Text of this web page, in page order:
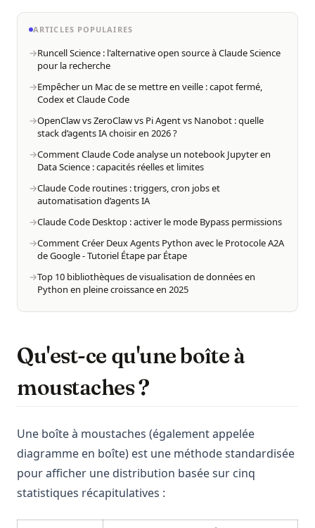
ARTICLES POPULAIRES
Runcell Science : l'alternative open source à Claude Science
pour la recherche
Empêcher un Mac de se mettre en veille : capot fermé,
Codex et Claude Code
OpenClaw vs ZeroClaw vs Pi Agent vs Nanobot : quelle
stack d’agents IA choisir en 2026 ?
Comment Claude Code analyse un notebook Jupyter en
Data Science : capacités réelles et limites
Claude Code routines : triggers, cron jobs et
automatisation d’agents IA
Claude Code Desktop : activer le mode Bypass permissions
Comment Créer Deux Agents Python avec le Protocole A2A
de Google - Tutoriel Étape par Étape
Top 10 bibliothèques de visualisation de données en
Python en pleine croissance en 2025
Qu'est-ce qu'une boîte à
moustaches ?
Une boîte à moustaches (également appelée
diagramme en boîte) est une méthode standardisée
pour afficher une distribution basée sur cinq
statistiques récapitulatives :